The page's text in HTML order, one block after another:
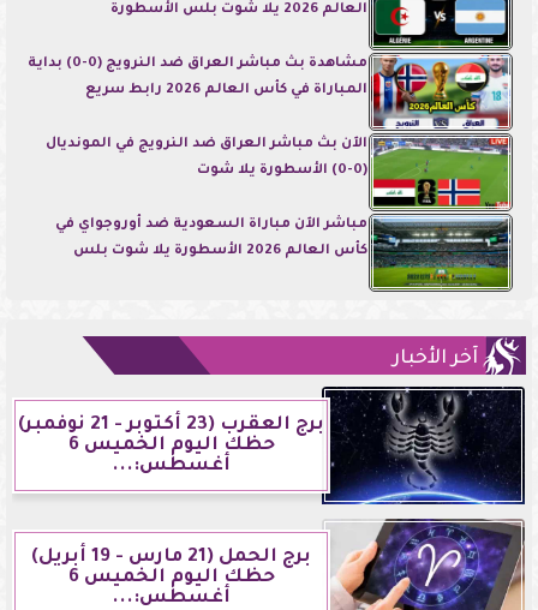
العالم 2026 يلا شوت بلس الأسطورة
مشاهدة بث مباشر العراق ضد النرويج (0-0) بداية
المباراة في كأس العالم 2026 رابط سريع
الآن بث مباشر العراق ضد النرويج في المونديال
(0-0) الأسطورة يلا شوت
مباشر الآن مباراة السعودية ضد أوروجواي في
كأس العالم 2026 الأسطورة يلا شوت بلس
آخر الأخبار
برج العقرب (23 أكتوبر - 21 نوفمبر)
حظك اليوم الخميس 6
أغسطس:...
برج الحمل (21 مارس - 19 أبريل)
حظك اليوم الخميس 6
أغسطس:...